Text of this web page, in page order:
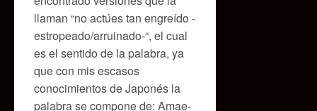
llaman “no actúes tan engreído -
estropeado/arruinado-“, el cual
es el sentido de la palabra, ya
que con mis escasos
conocimientos de Japonés la
palabra se compone de: Amae-